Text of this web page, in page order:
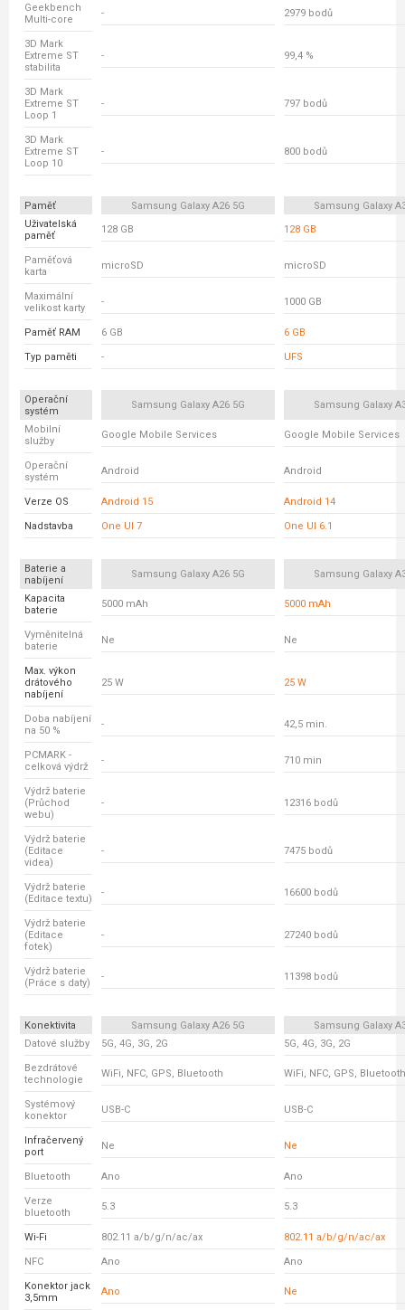
Geekbench
Multi-core
- 2979 bodů
3D Mark
Extreme ST
stabilita
- 99,4 %
3D Mark
Extreme ST
Loop 1
- 797 bodů
3D Mark
Extreme ST
Loop 10
- 800 bodů
Paměť Samsung Galaxy A26 5G
Samsung Galaxy
Uživatelská
paměť
128 GB 128 GB
Paměťová
karta
microSD microSD
Maximální
velikost karty
- 1000 GB
Paměť RAM 6 GB 6 GB
Typ paměti - UFS
Operační
systém
Samsung Galaxy A26 5G Samsung Galaxy
Mobilní
služby
Google Mobile Services Google Mobile Services
Operační
systém
Android Android
Verze OS Android 15 Android 14
Nadstavba One UI 7 One UI 6.1
Baterie a
nabíjení
Samsung Galaxy A26 5G Samsung Galaxy
Kapacita
baterie
5000 mAh 5000 mAh
Vyměnitelná
baterie
Ne Ne
Max. výkon
drátového
nabíjení
25 W 25 W
Doba nabíjení
na 50 %
- 42,5 min.
PCMARK -
celková výdrž
- 710 min
Výdrž baterie
(Průchod
webu)
- 12316 bodů
Výdrž baterie
(Editace
videa)
- 7475 bodů
Výdrž baterie
(Editace textu)
- 16600 bodů
Výdrž baterie
(Editace
fotek)
- 27240 bodů
Výdrž baterie
(Práce s daty)
- 11398 bodů
Konektivita Samsung Galaxy A26 5G
Samsung Galaxy
Datové služby
5G, 4G, 3G, 2G 5G, 4G, 3G, 2G
Bezdrátové
technologie
WiFi, NFC, GPS, Bluetooth WiFi, NFC, GPS, Bluetooth
Systémový
konektor
USB-C USB-C
Infračervený
port
Ne Ne
Bluetooth Ano Ano
Verze
bluetooth
5.3 5.3
Wi-Fi 802.11 a/b/g/n/ac/ax 802.11 a/b/g/n/ac/ax
NFC Ano Ano
Konektor jack
3,5mm
Ano Ne